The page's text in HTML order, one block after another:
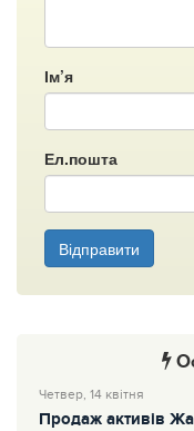
Ім’я
Ел.пошта
Відправити
Четвер, 14 квітня
Продаж активів